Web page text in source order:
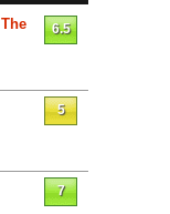
6.5
5
7